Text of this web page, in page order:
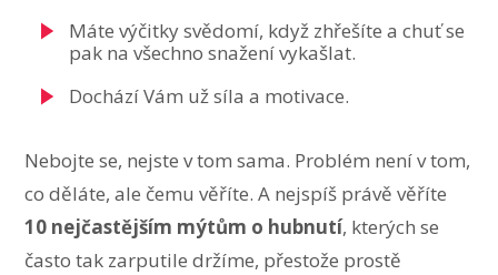
Máte výčitky svědomí, když zhřešíte a chuť se
pak na všechno snažení vykašlat.
Dochází Vám už síla a motivace.
Nebojte se, nejste v tom sama. Problém není v tom,
co děláte, ale čemu věříte. A nejspíš právě věříte
10 nejčastějším mýtům o hubnutí, kterých se
často tak zarputile držíme, přestože prostě